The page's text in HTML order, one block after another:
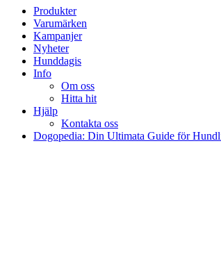
Produkter
Varumärken
Kampanjer
Nyheter
Hunddagis
Info
Om oss
Hitta hit
Hjälp
Kontakta oss
Dogopedia: Din Ultimata Guide för